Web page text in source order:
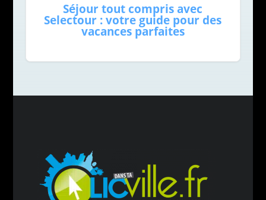
Séjour tout compris avec
Selectour : votre guide pour des
vacances parfaites